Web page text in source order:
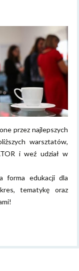
przez najlepszych
warsztatów,
i weź udział w
forma edukacji dla
tematykę oraz